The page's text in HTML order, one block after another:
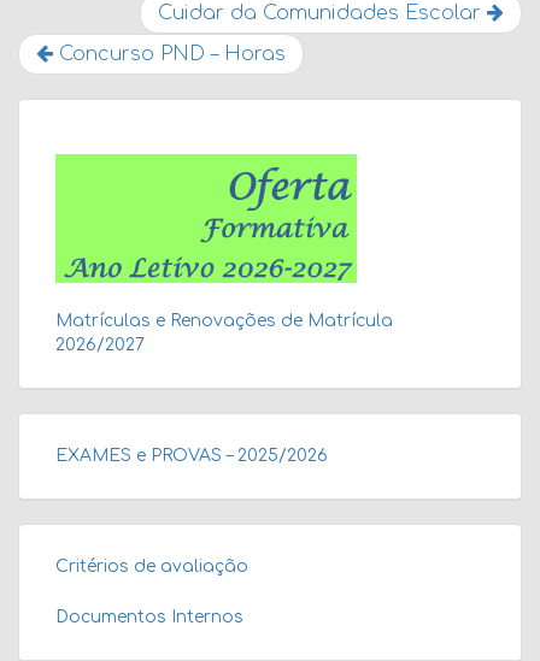
Cuidar da Comunidades Escolar
Concurso PND – Horas
Matrículas e Renovações de Matrícula
2026/2027
EXAMES e PROVAS – 2025/2026
Critérios de avaliação
Documentos Internos